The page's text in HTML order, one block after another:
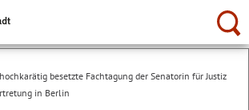
besetzte Fachtagung der Senatorin für Justiz
in Berlin